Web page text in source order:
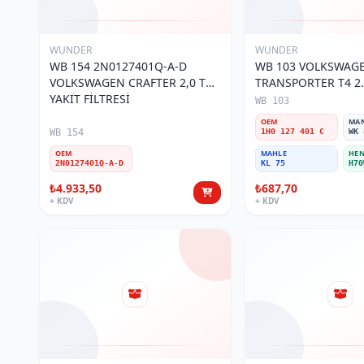
WUNDER
WB 154 2N0127401Q-A-D
VOLKSWAGEN CRAFTER 2,0 TDI
YAKIT FİLTRESİ
WB 154
OEM
2N0127401Q-A-D
₺4.933,50
+ KDV
WUNDER
WB 103
TRANSPORTER T4
MOTOR- CADDY
401 C Yakıt/Mazot
WB 103
OEM
1H0 127 401 C
MAHLE
KL 75
₺687,70
+ KDV